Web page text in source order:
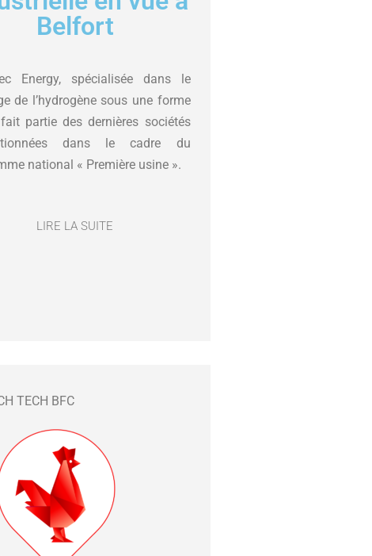
Belfort
Energy, spécialisée dans le
de l’hydrogène sous une forme
partie des dernières sociétés
dans le cadre du
national « Première usine ».
LIRE LA SUITE
TECH BFC